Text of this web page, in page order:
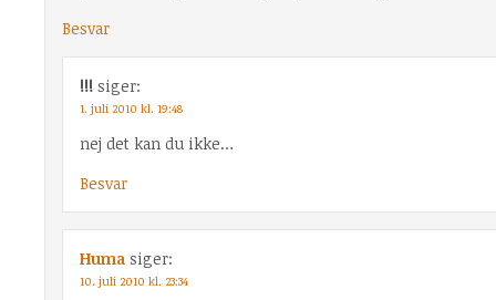
Besvar
!!! siger:
1. juli 2010 kl. 19:48
nej det kan du ikke…
Besvar
Huma siger:
10. juli 2010 kl. 23:34